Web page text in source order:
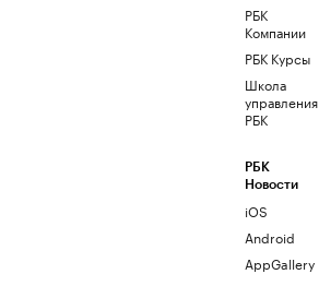
РБК
Компании
РБК Курсы
Школа
управления
РБК
РБК
Новости
iOS
Android
AppGallery